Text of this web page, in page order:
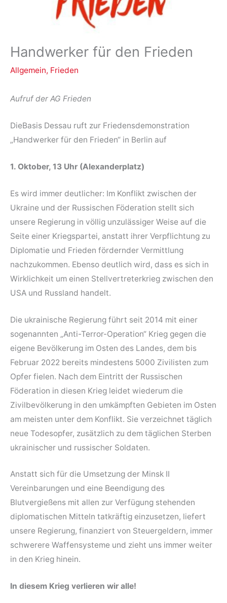
Handwerker für den Frieden
Allgemein, Frieden
Aufruf der AG Frieden
DieBasis Dessau ruft zur Friedensdemonstration
„Handwerker für den Frieden“ in Berlin auf
1. Oktober, 13 Uhr (Alexanderplatz)
Es wird immer deutlicher: Im Konflikt zwischen der
Ukraine und der Russischen Föderation stellt sich
unsere Regierung in völlig unzulässiger Weise auf die
Seite einer Kriegspartei, anstatt ihrer Verpflichtung zu
Diplomatie und Frieden fördernder Vermittlung
nachzukommen. Ebenso deutlich wird, dass es sich in
Wirklichkeit um einen Stellvertreterkrieg zwischen den
USA und Russland handelt.
Die ukrainische Regierung führt seit 2014 mit einer
sogenannten „Anti-Terror-Operation“ Krieg gegen die
eigene Bevölkerung im Osten des Landes, dem bis
Februar 2022 bereits mindestens 5000 Zivilisten zum
Opfer fielen. Nach dem Eintritt der Russischen
Föderation in diesen Krieg leidet wiederum die
Zivilbevölkerung in den umkämpften Gebieten im Osten
am meisten unter dem Konflikt. Sie verzeichnet täglich
neue Todesopfer, zusätzlich zu dem täglichen Sterben
ukrainischer und russischer Soldaten.
Anstatt sich für die Umsetzung der Minsk II
Vereinbarungen und eine Beendigung des
Blutvergießens mit allen zur Verfügung stehenden
diplomatischen Mitteln tatkräftig einzusetzen, liefert
unsere Regierung, finanziert von Steuergeldern, immer
schwerere Waffensysteme und zieht uns immer weiter
in den Krieg hinein.
In diesem Krieg verlieren wir alle!